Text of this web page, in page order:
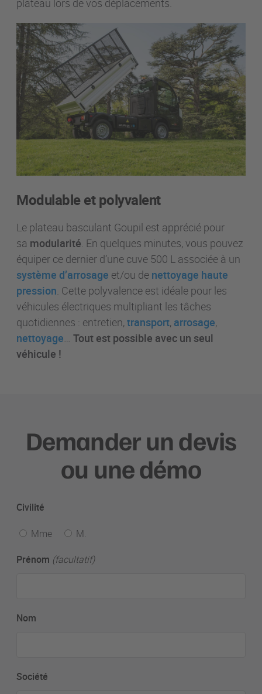
Modulable et polyvalent
Le plateau basculant Goupil est apprécié pour
sa modularité. En quelques minutes, vous pouvez
équiper ce dernier d’une cuve 500 L associée à un
système d’arrosage et/ou de nettoyage haute
pression. Cette polyvalence est idéale pour les
véhicules électriques multipliant les tâches
quotidiennes : entretien, transport, arrosage,
nettoyage… Tout est possible avec un seul
véhicule !
Demander un devis
ou une démo
Civilité
Mme
M.
Prénom (facultatif)
Nom
Société